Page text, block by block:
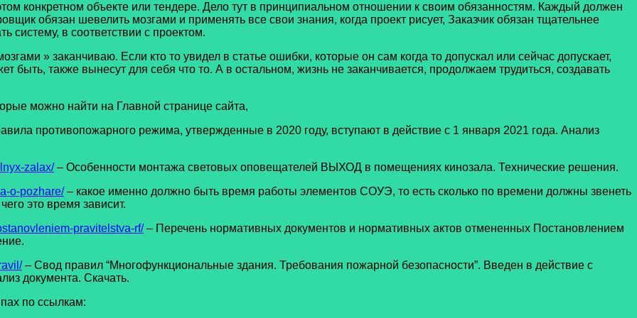
конкретном объекте или тендере. Дело тут в принципиальном отношении к своим обязанностям. Каждый должен
обязан шевелить мозгами и применять все свои знания, когда проект рисует, Заказчик обязан тщательнее
систему, в соответствии с проектом.
» заканчиваю. Если кто то увидел в статье ошибки, которые он сам когда то допускал или сейчас допускает,
быть, также вынесут для себя что то. А в остальном, жизнь не заканчивается, продолжаем трудиться, создавать
можно найти на Главной странице сайта,
противопожарного режима, утвержденные в 2020 году, вступают в действие с 1 января 2021 года. Анализ
zalax/– Особенности монтажа световых оповещателей ВЫХОД в помещениях кинозала. Технические решения.
o-pozhare/ – какое именно должно быть время работы элементов СОУЭ, то есть сколько по времени должны звенеть
это время зависит.
pravitelstva-rf/– Перечень нормативных документов и нормативных актов отмененных Постановлением
– Свод правил “Многофункциональные здания. Требования пожарной безопасности”. Введен в действие с
документа. Скачать.
по ссылкам: